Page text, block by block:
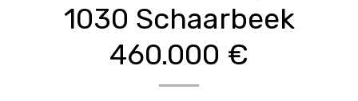
1030 Schaarbeek
460.000 €